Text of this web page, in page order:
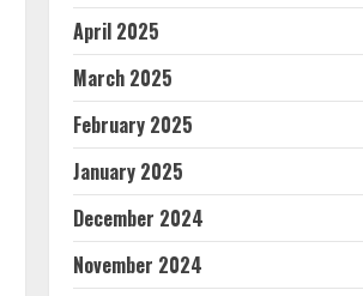
April 2025
March 2025
February 2025
January 2025
December 2024
November 2024